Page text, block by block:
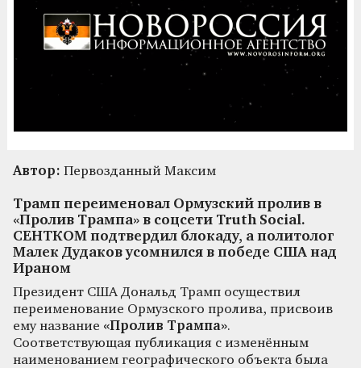
Автор: Первозданный Максим
Трамп переименовал Ормузский пролив в
«Пролив Трампа» в соцсети Truth Social.
СЕНТКОМ подтвердил блокаду, а политолог
Малек Дудаков усомнился в победе США над
Ираном
Президент США Дональд Трамп осуществил
переименование Ормузского пролива, присвоив
ему название «Пролив Трампа».
Соответствующая публикация с изменённым
наименованием географического объекта была